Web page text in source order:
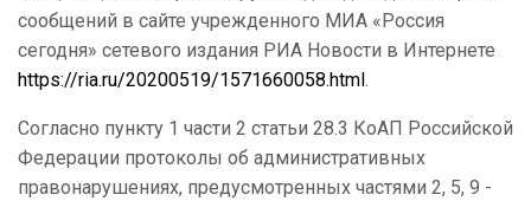
сообщений в сайте учрежденного МИА «Россия
сегодня» сетевого издания РИА Новости в Интернете
https://ria.ru/20200519/1571660058.html.
Согласно пункту 1 части 2 статьи 28.3 КоАП Российской
Федерации протоколы об административных
правонарушениях, предусмотренных частями 2, 5, 9 -